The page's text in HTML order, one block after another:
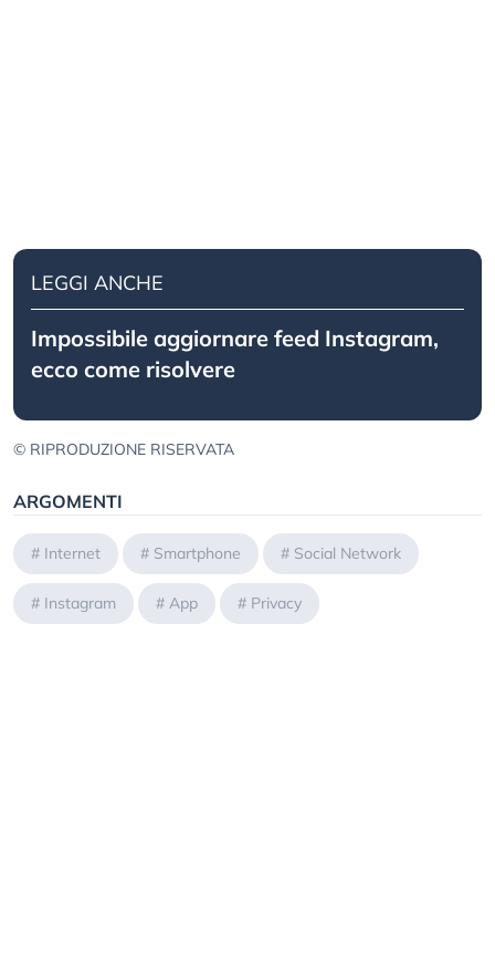
LEGGI ANCHE
Impossibile aggiornare feed Instagram,
ecco come risolvere
© RIPRODUZIONE RISERVATA
ARGOMENTI
# Internet # Smartphone # Social Network
# Instagram # App # Privacy